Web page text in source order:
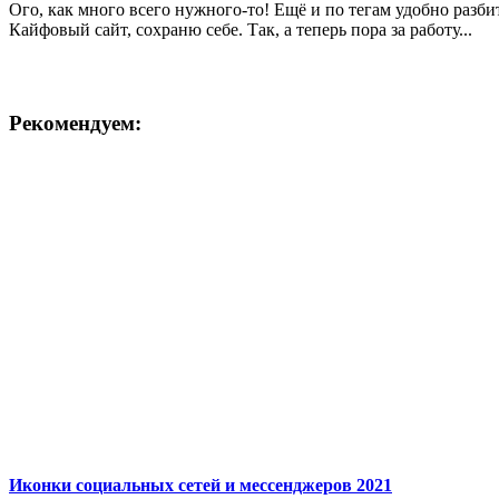
Ого, как много всего нужного-то! Ещё и по тегам удобно
Кайфовый сайт, сохраню себе. Так, а теперь пора за работу...
Рекомендуем:
Иконки социальных сетей и мессенджеров 2021